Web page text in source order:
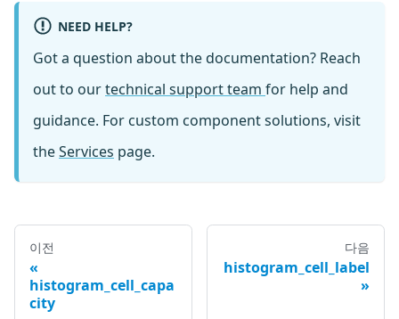
NEED HELP?
Got a question about the documentation? Reach
out to ourtechnical support team for help and
guidance. For custom component solutions, visit
theServices page.
이전
histogram_cell_capa
city
다음
histogram_cell_label